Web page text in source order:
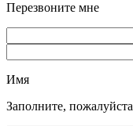
Перезвоните мне
Имя
Заполните, пожалуйста